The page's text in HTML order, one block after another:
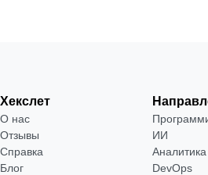
Хекслет
О нас
Отзывы
Справка
Блог
ИИ
Аналитика
DevOps